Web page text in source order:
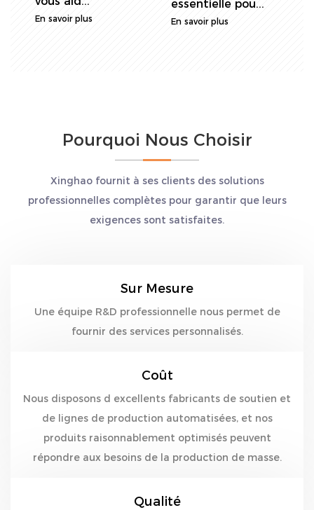
En savoir plus
DIN monophasé
sont larg...
Pourquoi Nous Choisir
Xinghao fournit à ses clients des solutions
professionnelles complètes pour garantir que leurs
exigences sont satisfaites.
Sur Mesure
Une équipe R&D professionnelle nous permet de
fournir des services personnalisés.
Coût
Nous disposons d excellents fabricants de soutien et
de lignes de production automatisées, et nos
produits raisonnablement optimisés peuvent
répondre aux besoins de la production de masse.
Qualité